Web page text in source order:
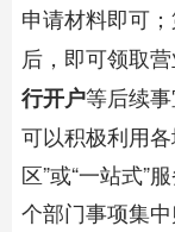
申请材料即可
后，即可领取
行开户等后续
可以积极利用
区”或“一站式”
个部门事项集